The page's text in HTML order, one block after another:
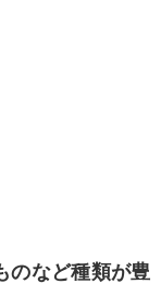
のなど種類が豊